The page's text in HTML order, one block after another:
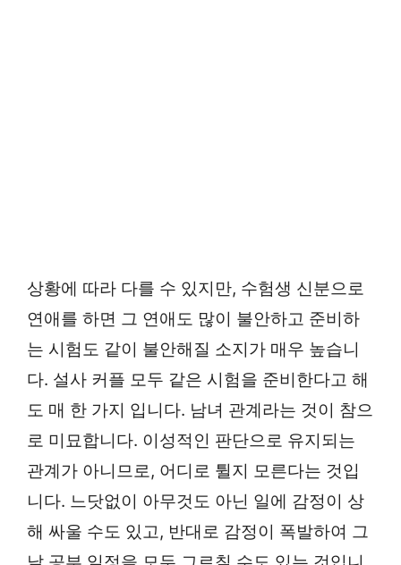
상황에 따라 다를 수 있지만, 수험생 신분으로
연애를 하면 그 연애도 많이 불안하고 준비하
는 시험도 같이 불안해질 소지가 매우 높습니
다. 설사 커플 모두 같은 시험을 준비한다고 해
도 매 한 가지 입니다. 남녀 관계라는 것이 참으
로 미묘합니다. 이성적인 판단으로 유지되는
관계가 아니므로, 어디로 튈지 모른다는 것입
니다. 느닷없이 아무것도 아닌 일에 감정이 상
해 싸울 수도 있고, 반대로 감정이 폭발하여 그